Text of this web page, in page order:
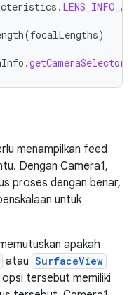
.
(focalLengths)
.getCameraSelector
menampilkan feed
Dengan Camera1,
proses dengan benar,
untuk
apakah
atau SurfaceView
tersebut memiliki